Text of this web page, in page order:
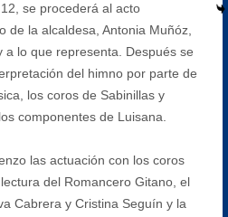
se procederá al acto
de la alcaldesa, Antonia Muñóz,
lo que representa. Después se
del himno por parte de
los coros de Sabinillas y
componentes de Luisana.
las actuación con los coros
del Romancero Gitano, el
Cabrera y Cristina Seguín y la